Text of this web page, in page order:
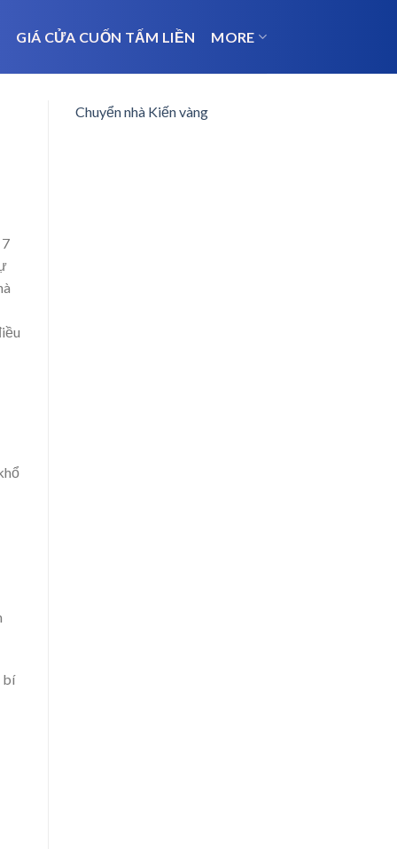
GIÁ CỬA CUỐN TẤM LIỀN MORE
bí
Chuyển nhà Kiến vàng